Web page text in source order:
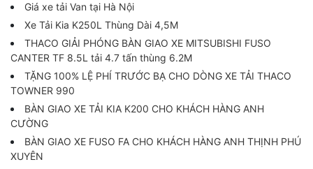
Giá xe tải Van tại Hà Nội
Xe Tải Kia K250L Thùng Dài 4,5M
THACO GIẢI PHÓNG BÀN GIAO XE MITSUBISHI FUSO
CANTER TF 8.5L tải 4.7 tấn thùng 6.2M
TẶNG 100% LỆ PHÍ TRƯỚC BẠ CHO DÒNG XE TẢI THACO
TOWNER 990
BÀN GIAO XE TẢI KIA K200 CHO KHÁCH HÀNG ANH
CƯỜNG
BÀN GIAO XE FUSO FA CHO KHÁCH HÀNG ANH THỊNH PHÚ
XUYÊN